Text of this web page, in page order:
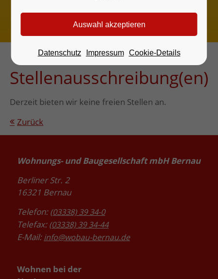
und nach Terminvereinbarung
Stellenausschreibung(en)
Derzeit bieten wir keine freien Stellen an.
Zurück
Wohnungs- und Baugesellschaft mbH Bernau
Berliner Str. 2
16321 Bernau
Telefon:(03338) 39 34-0
Telefax:(03338) 39 34-44
E-Mail:info@wobau-bernau.de
Wohnen bei der
Datenschutz Impressum Cookie-Details